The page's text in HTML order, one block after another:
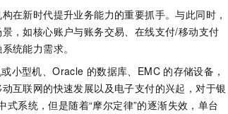
在新时代提升业务能力的重要抓手。与此同时，
，如核心账户与账务交易、在线支付/移动支付
统能力需求。
小型机、Oracle 的数据库、EMC 的存储设备，
互联网的快速发展以及电子支付的兴起，对于银
系统，但是随着“摩尔定律”的逐渐失效，单台
AI Native 的算法工程平台，一站式完成建模、训练、推理服务部署
秒悟
云端极速 AI 应用创作平台
模板小程序
定制小程序
建站系统